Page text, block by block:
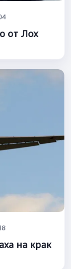
от Лох
на крак